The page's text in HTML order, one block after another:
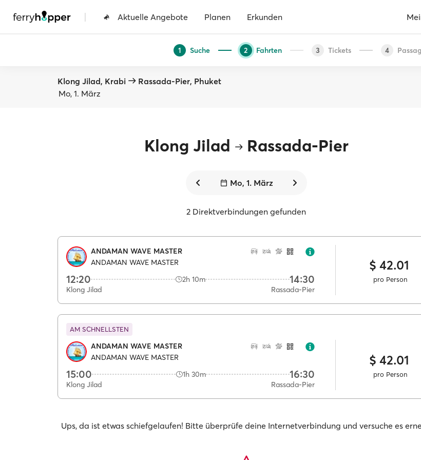
| Aktuelle Angebote Planen Erkunden
1 Suche 2 Fahrten 3 Tickets 4
Klong Jilad, Krabi
Rassada-Pier, Phuket
Mo, 1. März
Klong Jilad Rassada-Pier
Mo, 1. März
2 Direktverbindungen gefunden
ANDAMAN WAVE MASTER
ANDAMAN WAVE MASTER
12:20 2h 10m 14:30
Klong Jilad Rassada-Pier
$ 42.01
pro Person
AM SCHNELLSTEN
ANDAMAN WAVE MASTER
ANDAMAN WAVE MASTER
15:00 1h 30m 16:30
Klong Jilad Rassada-Pier
$ 42.01
pro Person
Ups, da ist etwas schiefgelaufen! Bitte überprüfe deine Internetverbindung und versuche es